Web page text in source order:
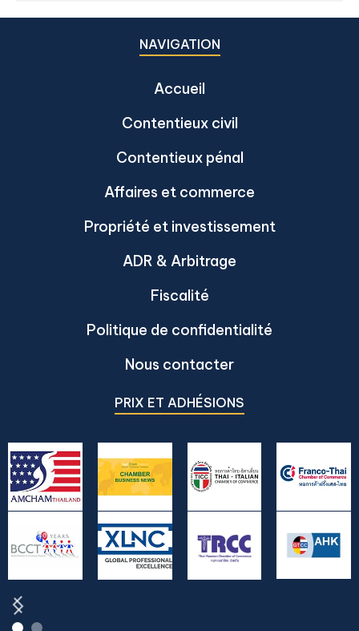
NAVIGATION
Accueil
Contentieux civil
Contentieux pénal
Affaires et commerce
Propriété et investissement
ADR & Arbitrage
Fiscalité
Politique de confidentialité
Nous contacter
PRIX ET ADHÉSIONS